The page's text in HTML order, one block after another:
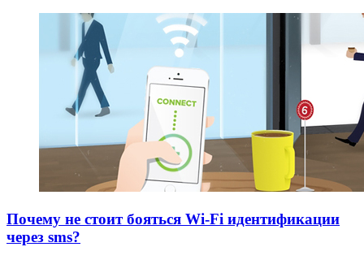
Почему не стоит бояться Wi-Fi идентификации
через sms?